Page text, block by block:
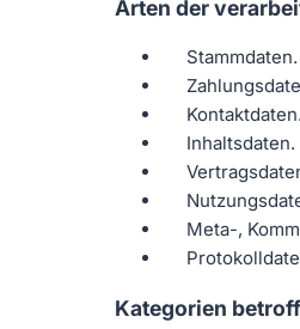
Arten der
Stammdaten.
Kontaktdaten.
Inhaltsdaten.
Meta-,
Kategorien